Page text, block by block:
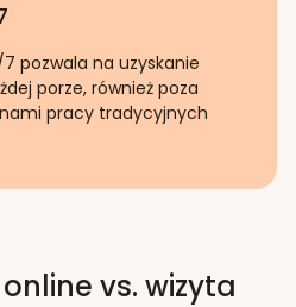
pozwala na uzyskanie
porze, również poza
pracy tradycyjnych
vs. wizyta